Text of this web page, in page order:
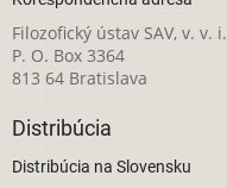
Filozofický ústav SAV, v. v. i.
P. O. Box 3364
813 64 Bratislava
Distribúcia
Distribúcia na Slovensku